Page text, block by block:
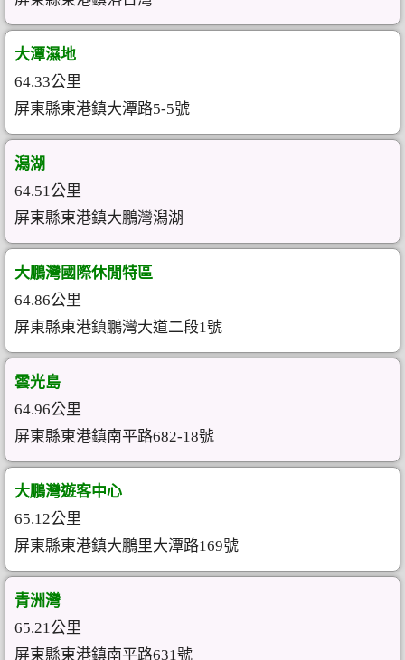
大潭濕地
64.33公里
屏東縣東港鎮大潭路5-5號
潟湖
64.51公里
屏東縣東港鎮大鵬灣潟湖
大鵬灣國際休閒特區
64.86公里
屏東縣東港鎮鵬灣大道二段1號
雲光島
64.96公里
屏東縣東港鎮南平路682-18號
大鵬灣遊客中心
65.12公里
屏東縣東港鎮大鵬里大潭路169號
青洲灣
65.21公里
屏東縣東港鎮南平路631號